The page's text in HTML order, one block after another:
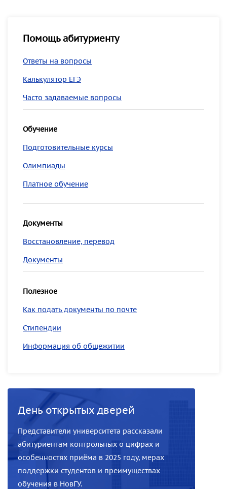
Помощь абитуриенту
Ответы на вопросы
Калькулятор ЕГЭ
Часто задаваемые вопросы
Обучение
Подготовительные курсы
Олимпиады
Платное обучение
Документы
Восстановление, перевод
Документы
Полезное
Как подать документы по почте
Стипендии
Информация об общежитии
День открытых дверей
Представители университета рассказали
абитуриентам контрольных о цифрах и
особенностях приёма в 2025 году, мерах
поддержки студентов и преимуществах
обучения в НовГУ.